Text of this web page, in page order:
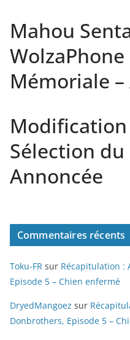
Mahou
Mémoriale
Sélection
Annoncée
Commentaires récents
Toku-FR sur Récapitulation :
Episode 5 – Chien enfermé
DryedMangoez sur
Donbrothers, Episode 5 –